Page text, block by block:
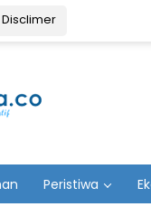
Disclimer
Peristiwa